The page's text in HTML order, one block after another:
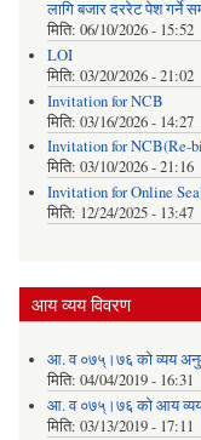
लागि बजार दररेट पेश गर्ने
मिति: 06/10/2026 - 15:52
LOI
मिति: 03/20/2026 - 21:02
Invitation for NCB
मिति: 03/16/2026 - 14:27
Invitation for NCB(Re-
मिति: 03/10/2026 - 21:16
Invitation for Online
मिति: 12/24/2025 - 13:47
आय व्यय विवरण
आ. व ०७५्।७६ को व्यय
मिति: 04/04/2019 - 16:31
आ. व ०७५्।७६ को आय व्यय
मिति: 03/13/2019 - 17:11